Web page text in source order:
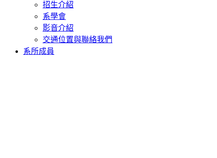
招生介紹
系學會
影音介紹
交通位置與聯絡我們
系所成員